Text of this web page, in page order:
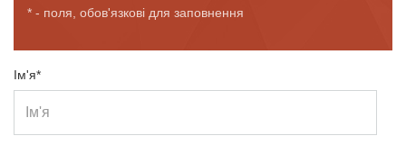
* - поля, обов'язкові для заповнення
Ім'я*